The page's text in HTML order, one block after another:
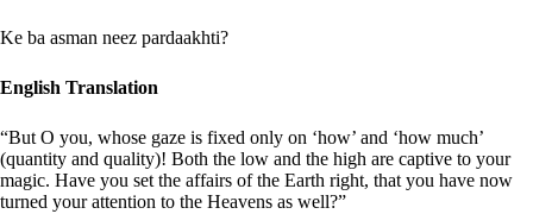
Ke ba asman neez pardaakhti?
English Translation
“But O you, whose gaze is fixed only on ‘how’ and ‘how much’
(quantity and quality)! Both the low and the high are captive to your
magic. Have you set the affairs of the Earth right, that you have now
turned your attention to the Heavens as well?”